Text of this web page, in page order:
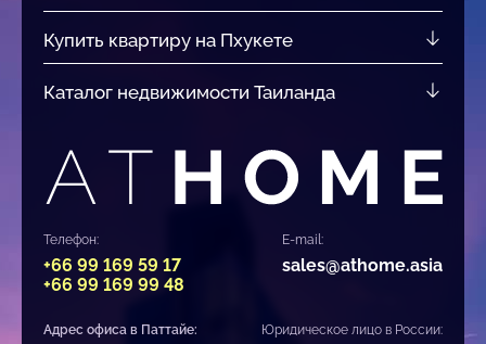
Купить квартиру на Пхукете
Каталог недвижимости Таиланда
Телефон:
+66 99 169 59 17
+66 99 169 99 48
E-mail:
sales@athome.asia
Адрес офиса в Паттайе: Юридическое лицо в России: